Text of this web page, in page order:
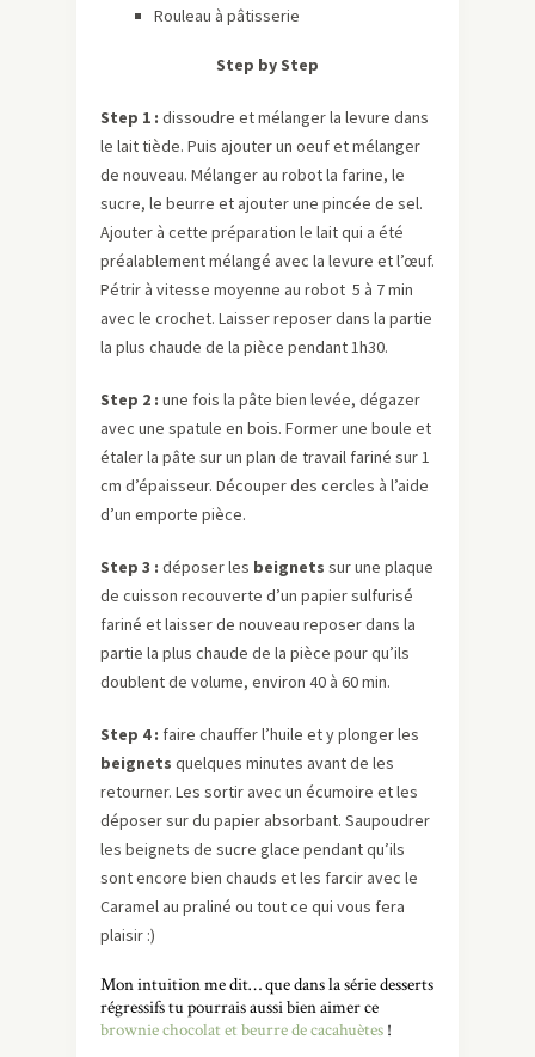
Rouleau à pâtisserie
Step by Step
Step 1 : dissoudre et mélanger la levure dans
le lait tiède. Puis ajouter un oeuf et mélanger
de nouveau. Mélanger au robot la farine, le
sucre, le beurre et ajouter une pincée de sel.
Ajouter à cette préparation le lait qui a été
préalablement mélangé avec la levure et l’œuf.
Pétrir à vitesse moyenne au robot 5 à 7 min
avec le crochet. Laisser reposer dans la partie
la plus chaude de la pièce pendant 1h30.
Step 2 : une fois la pâte bien levée, dégazer
avec une spatule en bois. Former une boule et
étaler la pâte sur un plan de travail fariné sur 1
cm d’épaisseur. Découper des cercles à l’aide
d’un emporte pièce.
Step 3 : déposer les beignets sur une plaque
de cuisson recouverte d’un papier sulfurisé
fariné et laisser de nouveau reposer dans la
partie la plus chaude de la pièce pour qu’ils
doublent de volume, environ 40 à 60 min.
Step 4 : faire chauffer l’huile et y plonger les
beignets quelques minutes avant de les
retourner. Les sortir avec un écumoire et les
déposer sur du papier absorbant. Saupoudrer
les beignets de sucre glace pendant qu’ils
sont encore bien chauds et les farcir avec le
Caramel au praliné ou tout ce qui vous fera
plaisir :)
Mon intuition me dit… que dans la série desserts
régressifs tu pourrais aussi bien aimer ce
brownie chocolat et beurre de cacahuètes !